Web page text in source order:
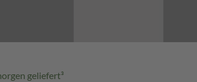
geliefert³